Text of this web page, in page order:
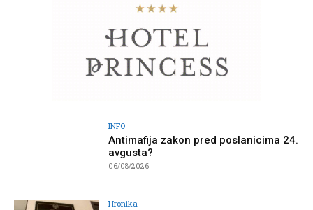
INFO
Antimafija zakon pred poslanicima 24.
avgusta?
06/08/2026
Hronika